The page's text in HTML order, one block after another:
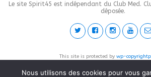
Le site Spirit45 est indépendant du Club Med.
déposée.
This site is protected by wp-
Nous utilisons des cookies pour vous